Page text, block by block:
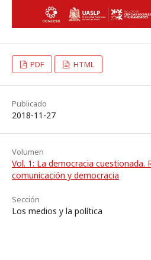
PDF HTML
Publicado
2018-11-27
Volumen
Vol. 1: La democracia cuestionada.
comunicación y democracia
Sección
Los medios y la política